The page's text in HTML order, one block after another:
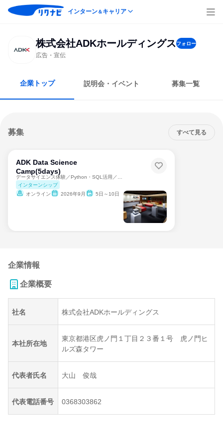
インターン＆キャリア
株式会社ADKホールディングスフォロー
広告・宣伝
企業トップ 説明会・イベント 募集一覧
募集 すべて見る
ADK Data Science
Camp(5days)
インターンシップ
オンライン
2026年9月 5日～10日
企業情報
企業概要
社名 株式会社ADKホールディングス
本社所在地
東京都港区虎ノ門１丁目２３番１号 虎ノ門ヒ
ルズ森タワー
代表者氏名 大山 俊哉
代表電話番号 0368303862